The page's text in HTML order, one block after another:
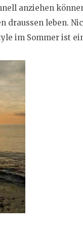
anziehen
draussen leben.
im Sommer ist